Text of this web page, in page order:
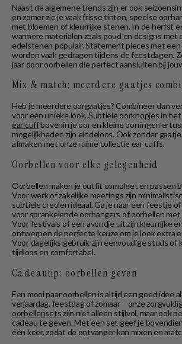
Naast de algemene trends zijn er ook
en zomer zie je vaak frisse tinten, speelse
met bloemen of kleurrijke stenen. In de herfst
warmere materialen zoals goud en designs met
edelstenen populair. Statement pieces met
worden vaak gedragen tijdens de feestdagen.
jaar door oorbellen die perfect aansluiten bij
Mix & match: meerdere gaatjes
Heb je meerdere oorgaatjes? Combineer dan
voor een unieke look. Subtiele oorknopjes in
ear cuffbovenin je oor en kleine oorringen
mogelijkheden zijn eindeloos. Ook zonder
afmaken met onze ruime collectie ear cuffs.
Oorbellen voor elke gelegenheid
Oorbellen maken je outfit compleet en passen
Voor werk of zakelijke meetings zijn
subtiele creolen ideaal. Ga je naar een feestje
voor sprankelende oorhangers of oorbellen met
Voor festivals of een avondje uit zijn kleurrijke
ontwerpen de perfecte keuze om je look extra
Voor dagelijks gebruik zijn eenvoudige studs of
tijdloos en comfortabel.
Cadeautip: oorbellen geven
Een mooi paar oorbellen is altijd een goed idee
verjaardag, feestdag of zomaar – onze
oorbellensetszijn niet alleen stijlvol, maar ook
cadeau te geven. Met een set geef je
één keer, zodat de ontvanger kan mixen en